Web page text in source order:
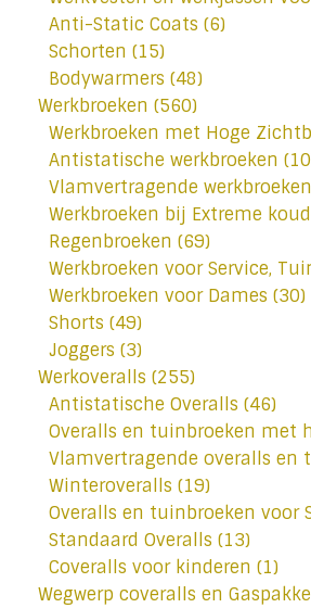
Anti-Static Coats (6)
Schorten (15)
Bodywarmers (48)
Werkbroeken (560)
Werkbroeken met Hoge
Antistatische werkbroeken
Vlamvertragende werkbroeken
Werkbroeken bij Extreme
Regenbroeken (69)
Werkbroeken voor Service,
Werkbroeken voor Dames (30)
Shorts (49)
Joggers (3)
Werkoveralls (255)
Antistatische Overalls (46)
Overalls en tuinbroeken met
Vlamvertragende overalls en
Winteroveralls (19)
Overalls en tuinbroeken voor
Standaard Overalls (13)
Coveralls voor kinderen (1)
Wegwerp coveralls en